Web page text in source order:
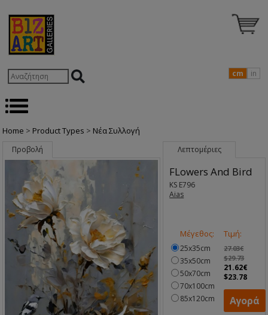
cm in
Home > Product Types > Nέα Συλλογή
Προβολή Λεπτομέριες
FLowers And Bird
KS E796
Aias
Μέγεθος:
25x35cm
35x50cm
50x70cm
70x100cm
85x120cm
Τιμή:
27.03€
$29.73
21.62€
$23.78
Αγορά